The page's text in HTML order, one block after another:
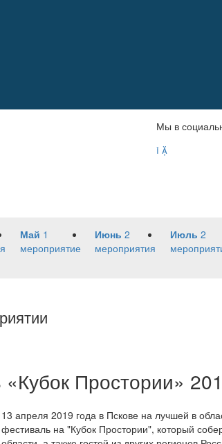
Мы в
 
Май 1
мероприятие
Июнь 2
мероприятия
Июль 2
Простории»
13 апреля 2019 года в Пскове на лучшей в
фестиваль на "Кубок Простории", который